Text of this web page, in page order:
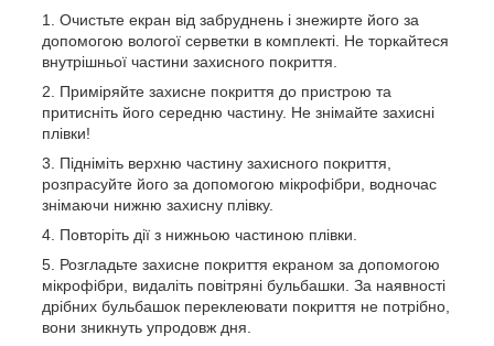
Очистьте екран від забруднень і знежирте його за
допомогою вологої серветки в комплекті. Не торкайтеся
внутрішньої частини захисного покриття.
Приміряйте захисне покриття до пристрою та
притисніть його середню частину. Не знімайте захисні
плівки!
Підніміть верхню частину захисного покриття,
розпрасуйте його за допомогою мікрофібри, водночас
знімаючи нижню захисну плівку.
Повторіть дії з нижньою частиною плівки.
Розгладьте захисне покриття екраном за допомогою
мікрофібри, видаліть повітряні бульбашки. За наявності
дрібних бульбашок переклеювати покриття не потрібно,
вони зникнуть упродовж дня.